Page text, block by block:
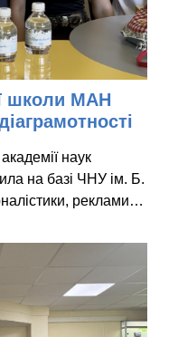
школи МАН
наук
на базі ЧНУ ім. Б.
реклами…